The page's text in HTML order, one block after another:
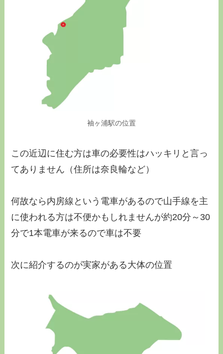
袖ヶ浦駅の位置
この近辺に住む方は車の必要性はハッキリと言っ
てありません（住所は奈良輪など）
何故なら内房線という電車があるので山手線を主
に使われる方は不便かもしれませんが約20分～30
分で1本電車が来るので車は不要
次に紹介するのが実家がある大体の位置